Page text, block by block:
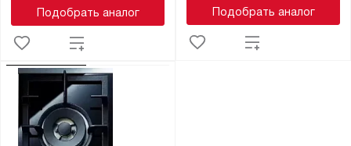
Подобрать аналог Подобрать аналог